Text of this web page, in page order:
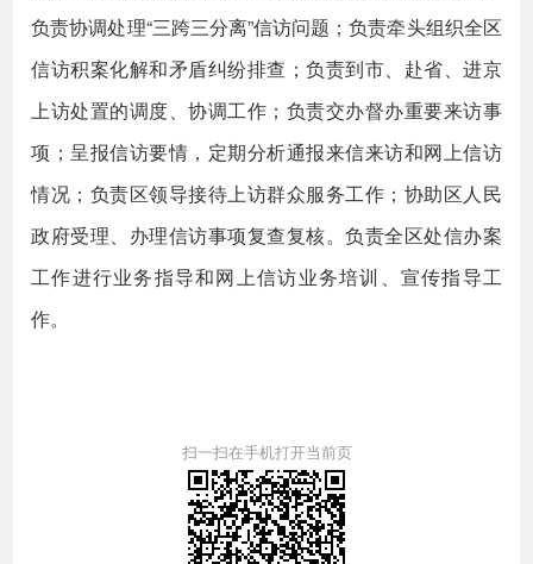
负责协调处理“三跨三分离”信访问题；负责牵头组织全区
信访积案化解和矛盾纠纷排查；负责到市、赴省、进京
上访处置的调度、协调工作；负责交办督办重要来访事
项；呈报信访要情，定期分析通报来信来访和网上信访
情况；负责区领导接待上访群众服务工作；协助区人民
政府受理、办理信访事项复查复核。负责全区处信办案
工作进行业务指导和网上信访业务培训、宣传指导工
作。
扫一扫在手机打开当前页